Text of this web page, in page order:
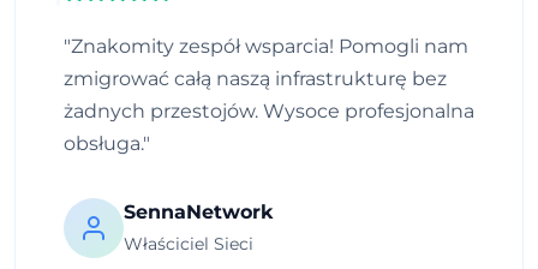
"Znakomity zespół wsparcia! Pomogli nam
zmigrować całą naszą infrastrukturę bez
żadnych przestojów. Wysoce profesjonalna
obsługa."
SennaNetwork
Właściciel Sieci